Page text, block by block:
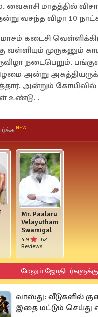
வைகாசி மாதத்தில்
வசந்த விழா 10
மாசம் கடைசி
வள்ளியும் முருகனும்
நடைபெறும்.
அன்று
அன்றும் கோயிலில்
உண்டு. .
NEW
Mr. Paalaru
Velayutham
Swamigal
4.9
62
Reviews
மேலும் ஜோதிடர்களுக்கு
வாஸ்து: வீடுகளில்
இதை மட்டும் செய்து